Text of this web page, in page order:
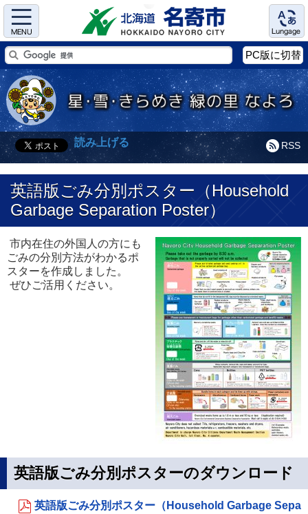
Menu Language
PC版に切替
RSS
読み上げる
英語版ごみ分別ポスター（Household
Garbage Separation Poster）
市内在住の外国人の方にも
ごみの分別方法がわかるポ
スターを作成しました。
ぜひご活用ください。
英語版ごみ分別ポスターのダウンロード
英語版ごみ分別ポスター（Household Garbage Sepa